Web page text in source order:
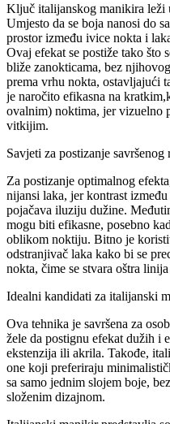
Ključ italijanskog manikira leži
Umjesto da se boja nanosi do
prostor između ivice nokta i
Ovaj efekat se postiže tako što
bliže zanokticama, bez
prema vrhu nokta, ostavljajući
je naročito efikasna na
ovalnim) noktima, jer vizuelno
vitkijim.
Savjeti za postizanje savršenog
Za postizanje optimalnog
nijansi laka, jer kontrast
pojačava iluziju dužine.
mogu biti efikasne, posebno
oblikom noktiju. Bitno je
odstranjivač laka kako bi se
nokta, čime se stvara oštra
Idealni kandidati za italijanski
Ova tehnika je savršena za
žele da postignu efekat dužih i
ekstenzija ili akrila. Takođe,
one koji preferiraju
sa samo jednim slojem boje,
složenim dizajnom.